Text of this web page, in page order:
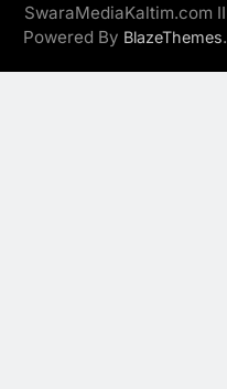
SwaraMediaKaltim.com II
Powered By BlazeThemes.